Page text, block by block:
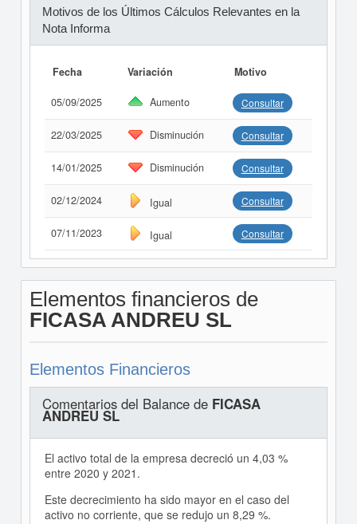
Motivos de los Últimos Cálculos Relevantes en la
Nota Informa
Fecha Variación Motivo
05/09/2025 Aumento Consultar
22/03/2025 Disminución Consultar
14/01/2025 Disminución Consultar
02/12/2024 Igual Consultar
07/11/2023 Igual Consultar
Elementos financieros de
FICASA ANDREU SL
Elementos Financieros
Comentarios del Balance de FICASA
ANDREU SL
El activo total de la empresa decreció un 4,03 %
entre 2020 y 2021.
Este decrecimiento ha sido mayor en el caso del
activo no corriente, que se redujo un 8,29 %.